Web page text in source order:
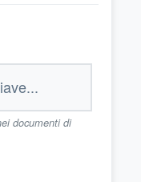
documenti di